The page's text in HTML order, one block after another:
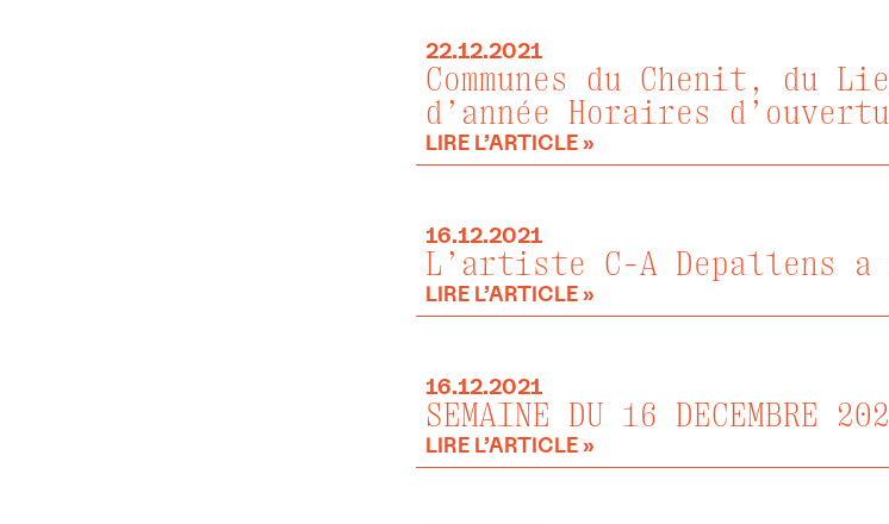
22.12.2021
Communes du Chenit, du
d’année Horaires
LIRE L’ARTICLE »
16.12.2021
L’artiste C-A Depallens
LIRE L’ARTICLE »
16.12.2021
SEMAINE DU 16 DECEMBRE
LIRE L’ARTICLE »